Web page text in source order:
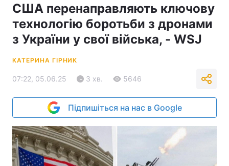
США перенаправляють ключову
технологію боротьби з дронами
з України у свої війська, - WSJ
КАТЕРИНА ГІРНИК
07:22, 05.06.25 3 хв. 5646
Підпишіться на нас в Google